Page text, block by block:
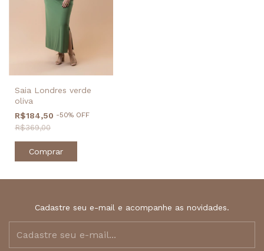
Saia Londres verde
oliva
R$184,50 -50% OFF
R$369,00
Comprar
Cadastre seu e-mail e acompanhe as novidades.